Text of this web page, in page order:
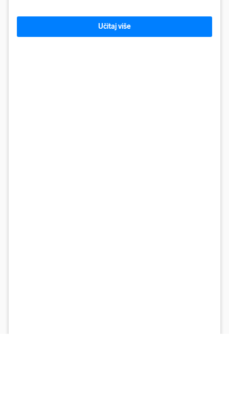
bombardiranja ukrajinske poštanske i logističke infrastrukture te
kao način da se ekonomske posljedice rata prenesu dublje na ruski
teritorij i približe običnim građanima.
Učitaj više